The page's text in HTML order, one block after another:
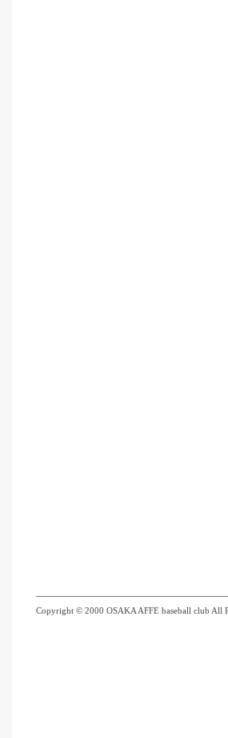
Copyright © 2000 OSAKA AFFE baseball club All